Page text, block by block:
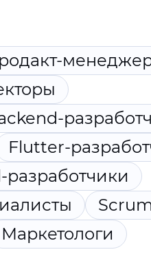
Flutter-
Маркетологи